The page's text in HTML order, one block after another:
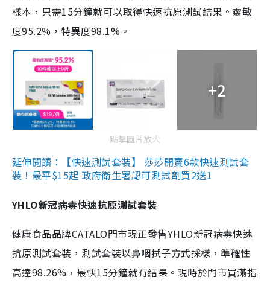
樣本，只需15分鐘就可以取得快速抗原測試結果。靈敏
度95.2%，特異度98.1%。
+2
點擊圖片放大
延伸閱讀：【快速測試套裝】 莎莎開賣6款快速測試套
裝！最平$15起 政府衛生署認可測試劑買2送1
YHLO新冠病毒快速抗原測試套裝
健康食品品牌CATALO門市現正發售YHLO新冠病毒快速
抗原測試套裝，測試套裝以鼻咽拭子方式採樣，準確性
高達98.26%，最快15分鐘就有結果。現時於門市買滿指